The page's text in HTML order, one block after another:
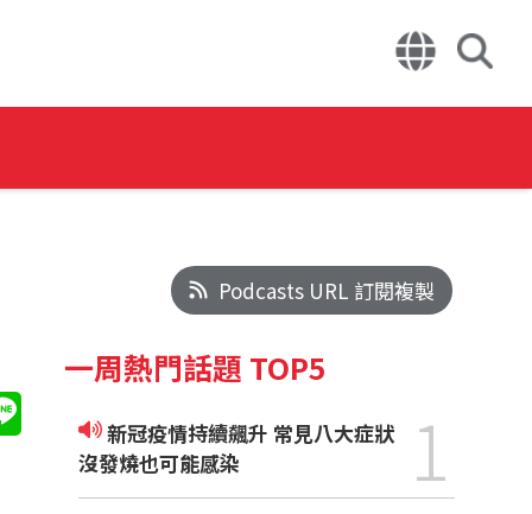
Podcasts URL 訂閱複製
一周熱門話題 TOP5
新冠疫情持續飆升 常見八大症狀
沒發燒也可能感染
1